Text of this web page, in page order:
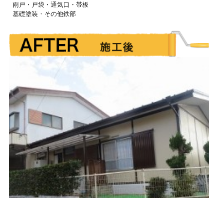
雨戸・戸袋・通気口・帯板
基礎塗装・その他鉄部